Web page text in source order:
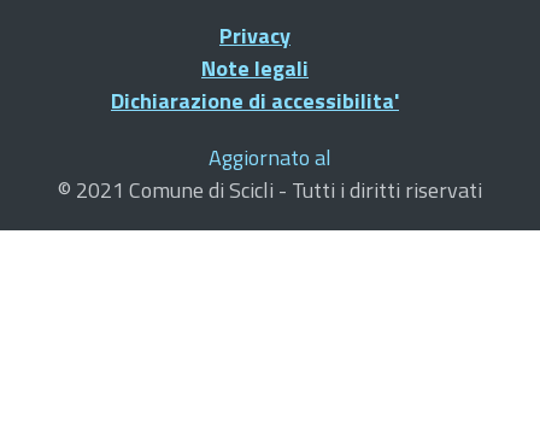
Privacy
Note legali
Dichiarazione di accessibilita'
Aggiornato al
© 2021 Comune di Scicli - Tutti i diritti riservati